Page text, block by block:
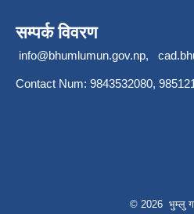
सम्पर्क विवरण
info@bhumlumun.gov.np,
Contact Num: 9843532080,
© 2026 भुम्लु